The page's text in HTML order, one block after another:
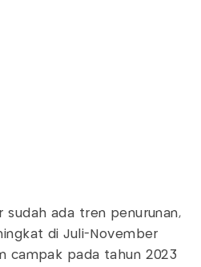
sudah ada tren penurunan,
di Juli-November
campak pada tahun 2023